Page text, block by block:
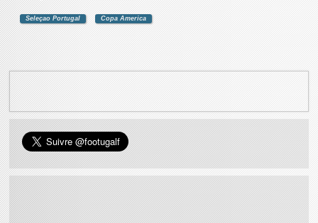
Seleçao Portugal Copa America